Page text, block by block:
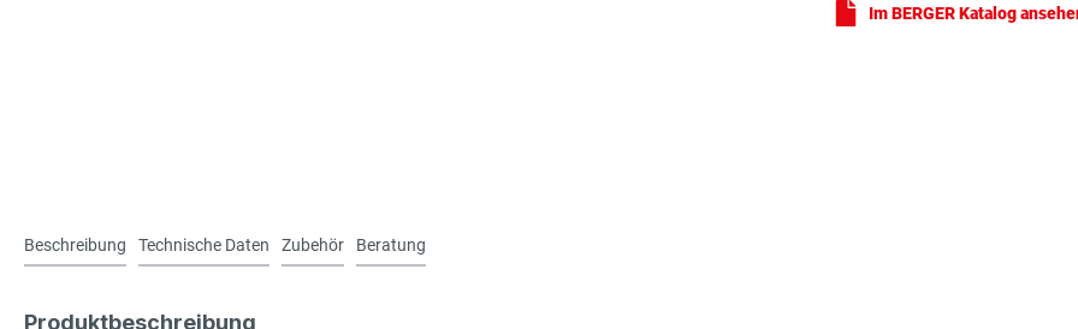
Im BERGER Katalog
Beschreibung Technische Daten Zubehör Beratung
Produktbeschreibung